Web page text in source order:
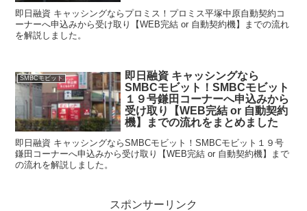
即日融資 キャッシングならプロミス！プロミス平塚中原自動契約コ
ーナーへ申込みから受け取り【WEB完結 or 自動契約機】までの流れ
を解説しました。
SMBCモビット
即日融資 キャッシングなら
SMBCモビット！SMBCモビット
１９号鎌田コーナーへ申込みから
受け取り【WEB完結 or 自動契約
機】までの流れをまとめました
即日融資 キャッシングならSMBCモビット！SMBCモビット１９号
鎌田コーナーへ申込みから受け取り【WEB完結 or 自動契約機】まで
の流れを解説しました。
スポンサーリンク